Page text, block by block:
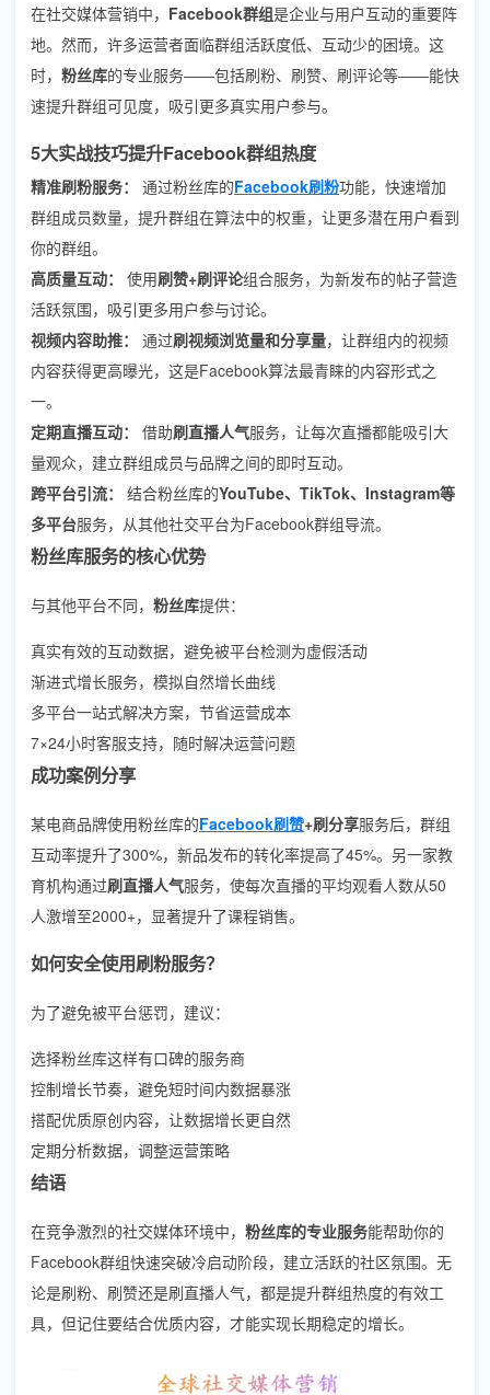
在社交媒体营销中， Facebook群组是企业与用户互动的重要阵
地。然而，许多运营者面临群组活跃度低、互动少的困境。这
时， 粉丝库的专业服务——包括刷粉、刷赞、刷评论等——能快
速提升群组可见度，吸引更多真实用户参与。
5大实战技巧提升Facebook群组热度
精准刷粉服务： 通过粉丝库的Facebook刷粉功能，快速增加
群组成员数量，提升群组在算法中的权重，让更多潜在用户看到
你的群组。
高质量互动：
使用刷赞+刷评论组合服务，为新发布的帖子营造
活跃氛围，吸引更多用户参与讨论。
视频内容助推：
通过刷视频浏览量和分享量，让群组内的视频
内容获得更高曝光，这是Facebook算法最青睐的内容形式之
一。
定期直播互动：
借助刷直播人气服务，让每次直播都能吸引大
量观众，建立群组成员与品牌之间的即时互动。
跨平台引流：
结合粉丝库的YouTube、TikTok、Instagram等
多平台服务，从其他社交平台为Facebook群组导流。
粉丝库服务的核心优势
与其他平台不同， 粉丝库提供：
真实有效的互动数据，避免被平台检测为虚假活动
渐进式增长服务，模拟自然增长曲线
多平台一站式解决方案，节省运营成本
7×24小时客服支持，随时解决运营问题
成功案例分享
某电商品牌使用粉丝库的Facebook刷赞+刷分享服务后，群组
互动率提升了300%，新品发布的转化率提高了45%。另一家教
育机构通过刷直播人气服务，使每次直播的平均观看人数从50
人激增至2000+，显著提升了课程销售。
如何安全使用刷粉服务？
为了避免被平台惩罚，建议：
选择粉丝库这样有口碑的服务商
控制增长节奏，避免短时间内数据暴涨
搭配优质原创内容，让数据增长更自然
定期分析数据，调整运营策略
结语
在竞争激烈的社交媒体环境中， 粉丝库的专业服务能帮助你的
Facebook群组快速突破冷启动阶段，建立活跃的社区氛围。无
论是刷粉、刷赞还是刷直播人气，都是提升群组热度的有效工
具，但记住要结合优质内容，才能实现长期稳定的增长。